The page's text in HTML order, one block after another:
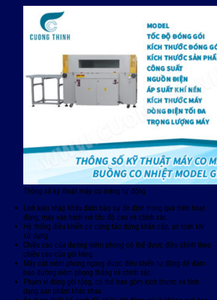
Thông số kỹ thuật máy co màng tự động
Linh kiện nhập khẩu đảm bảo sự ổn định trong quá trình hoạt
động, máy vận hành với tốc độ cao và chính xác.
Hệ thống điều khiển có công tắc dừng khẩn cấp, an toàn khi
sử dụng.
Chiều cao của đường niêm phong có thể được điều chỉnh theo
chiều cao của gói hàng.
Máy cắt niêm phong ngang được điều khiển tự động để đảm
bảo đường niêm phong thẳng và chính xác.
Phạm vi đóng gói rộng, có thể bao gồm kích thước và hình
dạng sản phẩm khác nhau.